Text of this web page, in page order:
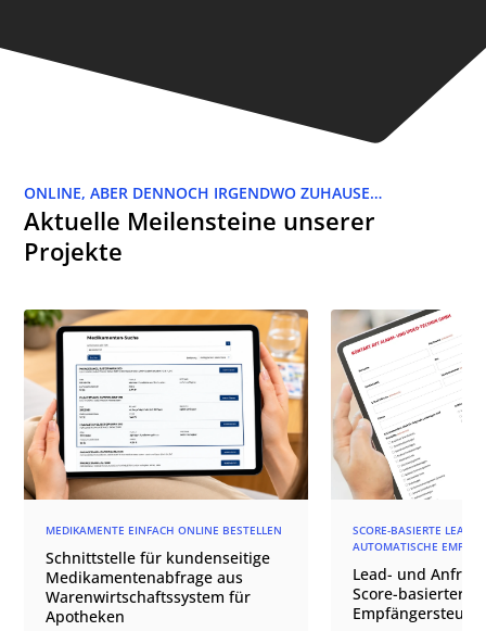
ONLINE, ABER DENNOCH IRGENDWO ZUHAUSE…
Aktuelle Meilensteine unserer
Projekte
MEDIKAMENTE EINFACH ONLINE BESTELLEN
Schnittstelle für kundenseitige
Medikamentenabfrage aus
Warenwirtschaftssystem für
Apotheken
SCORE-BASIERTE LEAD-
AUTOMATISCHE
Lead- und
Score-basierter